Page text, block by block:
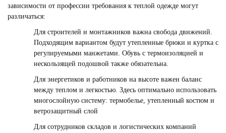
зависимости от профессии требования к теплой одежде могут
различаться:
Для строителей и монтажников важна свобода движений.
Подходящим вариантом будут утепленные брюки и куртка с
регулируемыми манжетами. Обувь с термоизоляцией и
нескользящей подошвой также обязательна.
Для энергетиков и работников на высоте важен баланс
между теплом и легкостью. Здесь оптимально использовать
многослойную систему: термобелье, утепленный костюм и
ветрозащитный слой
Для сотрудников складов и логистических компаний